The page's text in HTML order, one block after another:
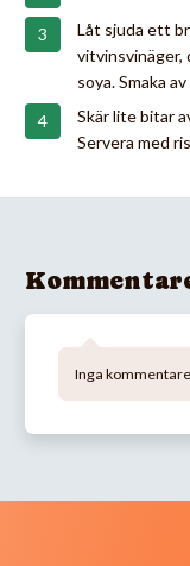
Låt sjuda ett
soya. Smaka
Skär lite bitar
Servera med
Inga